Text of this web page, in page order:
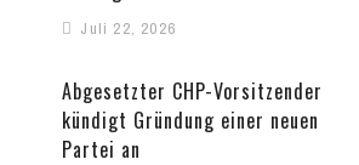
Juli 22, 2026
Abgesetzter CHP-Vorsitzender
kündigt Gründung einer neuen
Partei an